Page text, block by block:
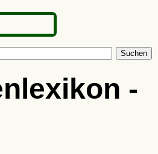
Suchen
-